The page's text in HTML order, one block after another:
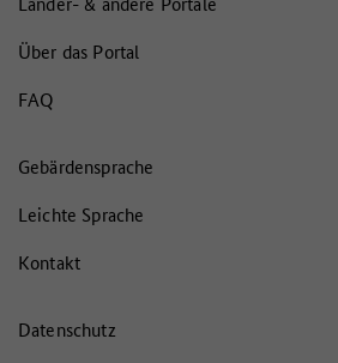
Über das Portal
FAQ
Gebärdensprache
Leichte Sprache
Kontakt
Datenschutz